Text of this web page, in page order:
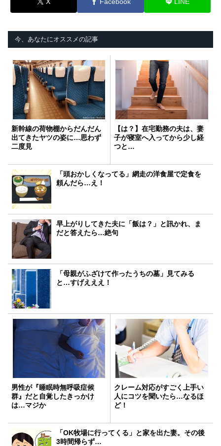
今、あなたにオススメの記事
新幹線の荷物棚からだんだん
出てきたヤツの姿に…思わず
二度見
【は？】在宅勤務の夫は、妻
子が寝室へ入ってから少し経
つと…
「頭おかしくなってる」網走の洋食屋で定食を
頼んだら…え！
早上がりしてきた夫に「飯は？」と訊かれ、ま
だと答えたら…絶句
「母親がふざけて作ったうちの墓」見てみる
と…すげえええ！
男性が『睡眠時無呼吸症候
群』だと自覚したきっかけ
は…マジか
クレーム対応がすごく上手い
人にコツを聞いたら…なるほ
ど！
「OK牧場に行ってくる」と家を出た妻。その後
3時間帰らず…